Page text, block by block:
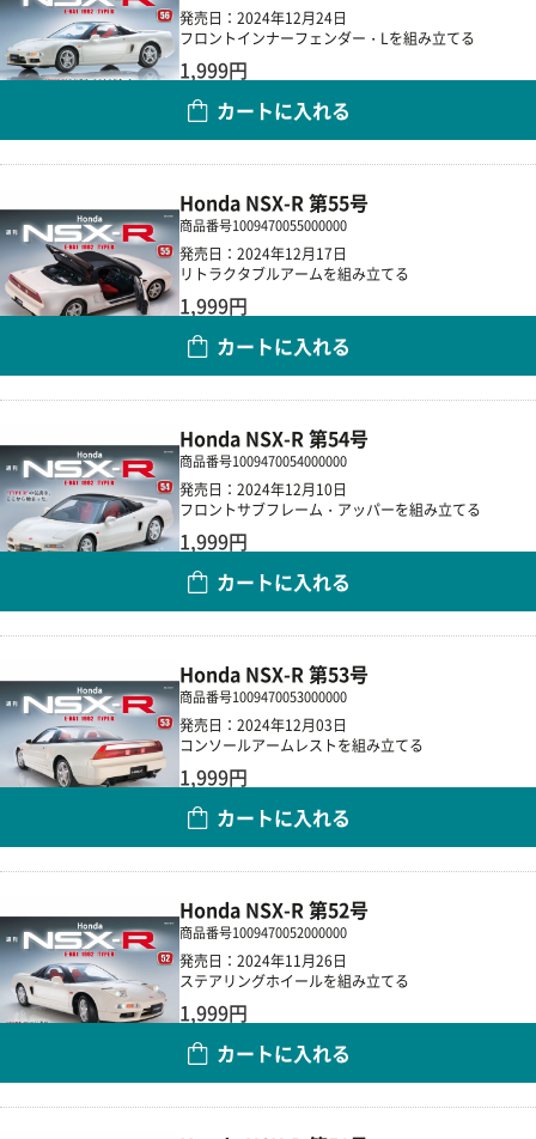
発売日：2024年12月24日
フロントインナーフェンダー・Lを組み立てる
1,999円
カートに入れる
Honda NSX-R 第55号
商品番号1009470055000000
発売日：2024年12月17日
リトラクタブルアームを組み立てる
1,999円
カートに入れる
Honda NSX-R 第54号
商品番号1009470054000000
発売日：2024年12月10日
フロントサブフレーム・アッパーを組み立てる
1,999円
カートに入れる
Honda NSX-R 第53号
商品番号1009470053000000
発売日：2024年12月03日
コンソールアームレストを組み立てる
1,999円
カートに入れる
Honda NSX-R 第52号
商品番号1009470052000000
発売日：2024年11月26日
ステアリングホイールを組み立てる
1,999円
カートに入れる